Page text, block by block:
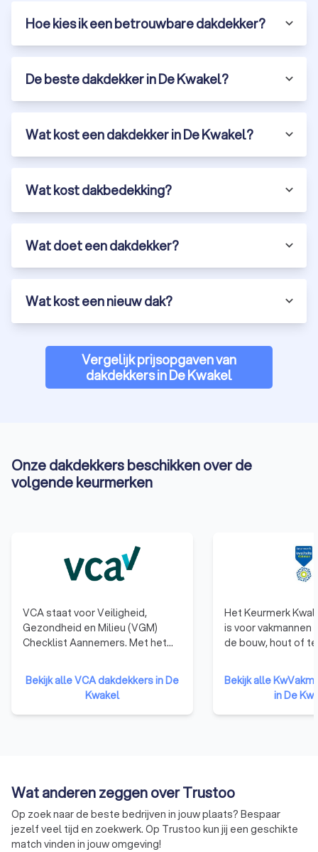
Hoe kies ik een betrouwbare dakdekker?
De beste dakdekker in De Kwakel?
Wat kost een dakdekker in De Kwakel?
Wat kost dakbedekking?
Wat doet een dakdekker?
Wat kost een nieuw dak?
Vergelijk prijsopgaven van
dakdekkers in De Kwakel
Onze dakdekkers beschikken over de
volgende keurmerken
VCA staat voor Veiligheid,
Gezondheid en Milieu (VGM)
Checklist Aannemers. Met het
laten bedrijven zien dat ze kennis
en ervaring hebben op het
gebied van veilig en gezond
werken en dat het deskundige en
Bekijk alle VCA dakdekkers in De
Kwakel
Het Keurmerk
is voor vakmannen
de bouw, hout of
minimaal 5 jaar
hebben of een
vakdiploma en 2
werkervaring. Met
Bekijk alle
in De
Wat anderen zeggen over Trustoo
Op zoek naar de beste bedrijven in jouw plaats? Bespaar
jezelf veel tijd en zoekwerk. Op Trustoo kun jij een geschikte
match vinden in jouw omgeving!